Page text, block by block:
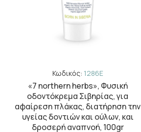
Κωδικός: 1286E
«7 northern herbs», Φυσική
οδοντόκρεμα Σιβηρίας, για
αφαίρεση πλάκας, διατήρηση την
υγείας δοντιών και ούλων, και
δροσερή αναπνοή, 100gr